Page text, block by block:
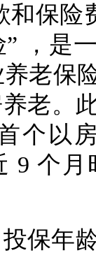
和保
，是
老保
老。
个以
9 个
保年